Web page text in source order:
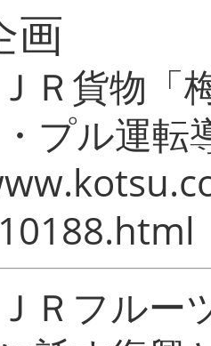
画
Ｒ貨物「
プル運転
Ｒフルー